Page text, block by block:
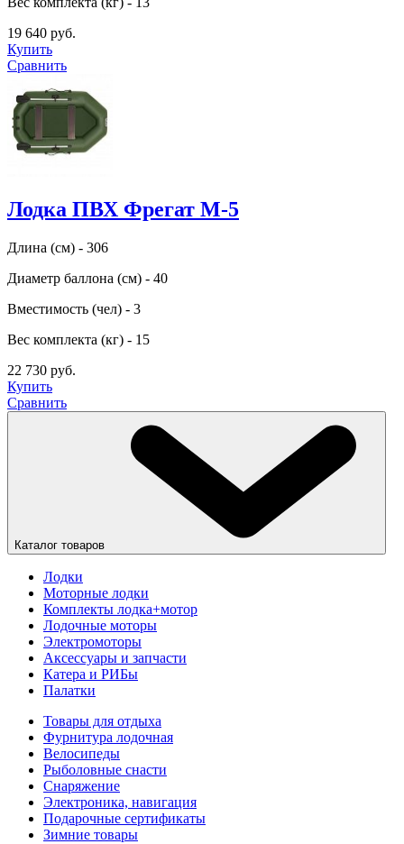
19 640 руб.
Купить
Сравнить
Лодка ПВХ Фрегат М-5
Длина (см) - 306
Диаметр баллона (см) - 40
Вместимость (чел) - 3
Вес комплекта (кг) - 15
22 730 руб.
Купить
Сравнить
Каталог товаров
Лодки
Моторные лодки
Комплекты лодка+мотор
Лодочные моторы
Электромоторы
Аксессуары и запчасти
Катера и РИБы
Палатки
Товары для отдыха
Фурнитура лодочная
Велосипеды
Рыболовные снасти
Снаряжение
Электроника, навигация
Подарочные сертификаты
Зимние товары